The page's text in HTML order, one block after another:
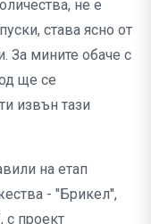
не е
става ясно от
За мините обаче с
ще се
извън тази
на етап
- "Брикел",
с проект